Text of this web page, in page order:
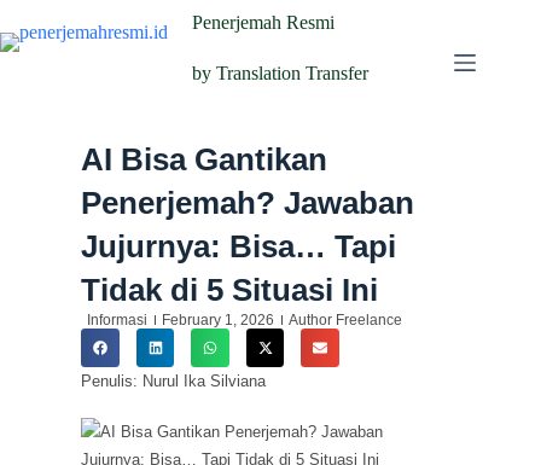
Penerjemah Resmi
by Translation Transfer
AI Bisa Gantikan
Penerjemah? Jawaban
Jujurnya: Bisa… Tapi
Tidak di 5 Situasi Ini
Informasi February 1, 2026 Author Freelance
Penulis: Nurul Ika Silviana